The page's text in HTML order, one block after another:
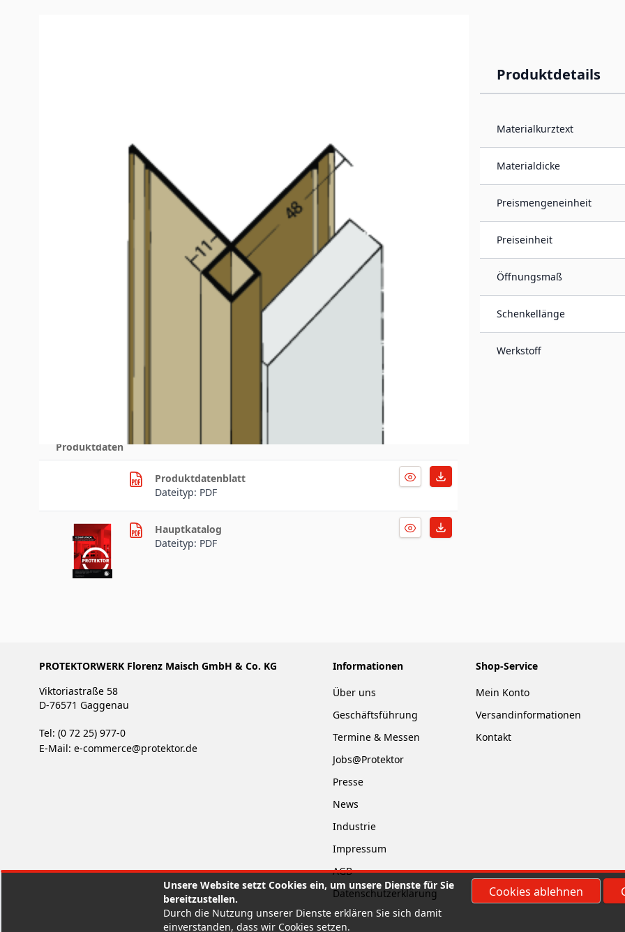
Unsere Website setzt Cookies ein, um unsere Dienste für Sie
bereitzustellen.
Durch die Nutzung unserer Dienste erklären Sie sich damit
einverstanden, dass wir Cookies setzen.
Cookies ablehnen
Das PROTEKTOR Kantenprofil für Außenecken aus PVC ist geeignet für
Fassadenbekleidungen bis 11 mm und dient der optimalen
Fassadengestaltung. Das Profil bildet eine schöne saubere, gerade Kante und
überdeckt die Schnittkanten sowie Unebenheiten.
Produktdetails
Materialkurztext
Materialdicke
Preismengeneinheit
Preiseinheit
Öffnungsmaß
Schenkellänge
Werkstoff
Produktdaten
Produktdatenblatt
Dateityp: PDF
Hauptkatalog
Dateityp: PDF
PROTEKTORWERK Florenz Maisch GmbH & Co. KG
Viktoriastraße 58
D-76571 Gaggenau
Tel: (0 72 25) 977-0
E-Mail: e-commerce@protektor.de
Informationen
Über uns
Geschäftsführung
Termine & Messen
Jobs@Protektor
Presse
News
Industrie
Impressum
AGB
Datenschutzerklärung
Shop-Service
Mein Konto
Versandinformationen
Kontakt